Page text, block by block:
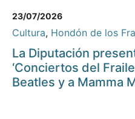
23/07/2026
Cultura, Hondón de los
La Diputación
‘Conciertos del
Beatles y a Mamma